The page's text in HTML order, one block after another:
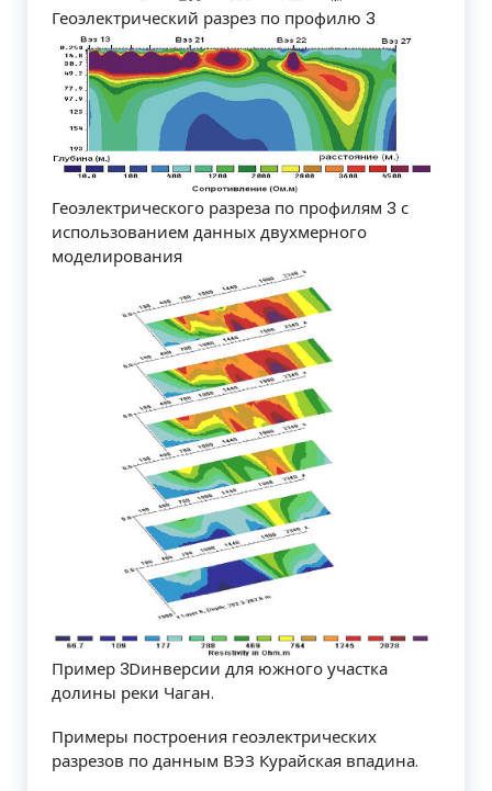
Геоэлектрический разрез по профилю 3
Геоэлектрического разреза по профилям 3 с
использованием данных двухмерного
моделирования
Пример 3Dинверсии для южного участка
долины реки Чаган.
Примеры построения геоэлектрических
разрезов по данным ВЭЗ Курайская впадина.